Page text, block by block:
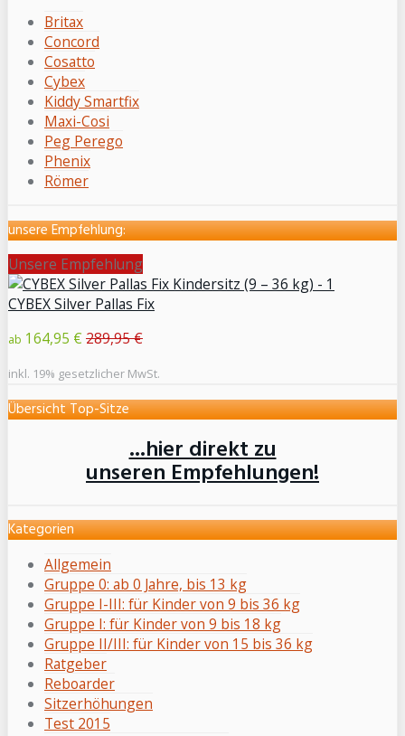
Britax
Concord
Cosatto
Cybex
Kiddy Smartfix
Maxi-Cosi
Peg Perego
Phenix
Römer
unsere Empfehlung:
Unsere Empfehlung
CYBEX Silver Pallas Fix
ab 164,95 € 289,95 €
inkl. 19% gesetzlicher MwSt.
Übersicht Top-Sitze
...hier direkt zu
unseren Empfehlungen!
Kategorien
Allgemein
Gruppe 0: ab 0 Jahre, bis 13 kg
Gruppe I-III: für Kinder von 9 bis 36 kg
Gruppe I: für Kinder von 9 bis 18 kg
Gruppe II/III: für Kinder von 15 bis 36 kg
Ratgeber
Reboarder
Sitzerhöhungen
Test 2015